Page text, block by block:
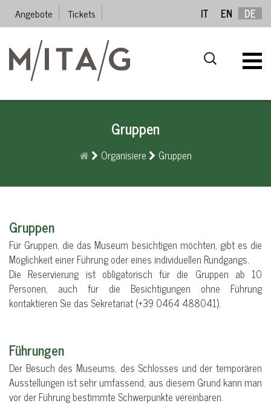
Angebote Tickets IT EN DE
Gruppen
Organisiere Gruppen
Gruppen
Für Gruppen, die das Museum besichtigen möchten, gibt es die
Möglichkeit einer Führung oder eines individuellen Rundgangs.
Die Reservierung ist obligatorisch für die Gruppen ab 10
Personen, auch für die Besichtigungen ohne Führung
kontaktieren Sie das Sekretariat (+39 0464 488041).
Führungen
Der Besuch des Museums, des Schlosses und der temporären
Ausstellungen ist sehr umfassend, aus diesem Grund kann man
vor der Führung bestimmte Schwerpunkte vereinbaren.